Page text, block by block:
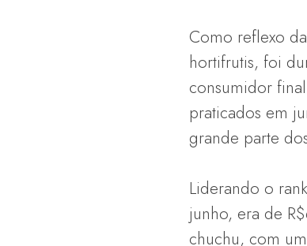
Como reflexo
hortifrutis, foi
consumidor
praticados em
grande parte
Liderando o
junho, era de
chuchu, com